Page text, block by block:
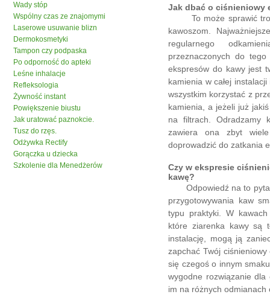
Wady stóp
Wspólny czas ze znajomymi
Laserowe usuwanie blizn
Dermokosmetyki
Tampon czy podpaska
Po odporność do apteki
Leśne inhalacje
Refleksologia
Żywność instant
Powiększenie biustu
Jak uratować paznokcie.
Tusz do rzęs.
Odżywka Rectify
Gorączka u dziecka
Szkolenie dla Menedżerów
Jak dbać o ciśnieniowy
To może sprawić
kawoszom.
regularnego
przeznaczonych do
ekspresów do kawy jest
kamienia w całej
wszystkim korzystać z
kamienia, a jeżeli już
na filtrach. Odradzamy
zawiera ona zbyt
doprowadzić do zatkania
Czy w ekspresie
kawę?
Odpowiedź na to
przygotowywania kaw
typu praktyki. W
które ziarenka kawy są
instalację, mogą ją
zapchać Twój
się czegoś o innym
wygodne rozwiązanie
im na różnych odmianach